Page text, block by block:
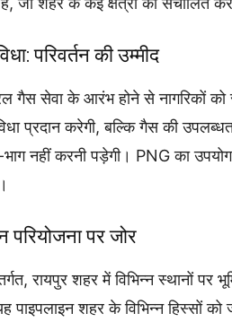
परिवर्तन की उम्मीद
गैस सेवा के आरंभ होने से नागरिकों
प्रदान करेगी, बल्कि गैस की
नहीं करनी पड़ेगी। PNG का
परियोजना पर जोर
रायपुर शहर में विभिन्न स्थानों पर
पाइपलाइन शहर के विभिन्न हिस्सों